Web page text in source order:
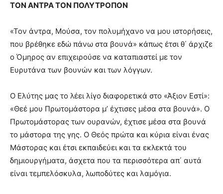
ΤΟΝ ΑΝΤΡΑ ΤΟΝ ΠΟΛΥΤΡΟΠΟΝ
«Τον άντρα, Μούσα, τον πολυμήχανο να μου ιστορήσεις,
που βρέθηκε εδώ πάνω στα βουνά» κάπως έτσι θ΄ άρχιζε
ο Όμηρος αν επιχειρούσε να καταπιαστεί με τον
Ευρυτάνα των βουνών και των λόγγων.
Ο Ελύτης μας το λέει λίγο διαφορετικά στο «Άξιον Εστί»:
«Θεέ μου Πρωτομάστορα μ’ έχτισες μέσα στα βουνά». Ο
Πρωτομάστορας των ουρανών, έχτισε μέσα στα βουνά
το μάστορα της γης. Ο Θεός πρώτα και κύρια είναι ένας
Μάστορας και έτσι εκπαιδεύει και τα εκλεκτά του
δημιουργήματα, άσχετα που τα περισσότερα απ΄ αυτά
είναι τεμπελόσκυλα, λωποδύτες και λαμόγια.